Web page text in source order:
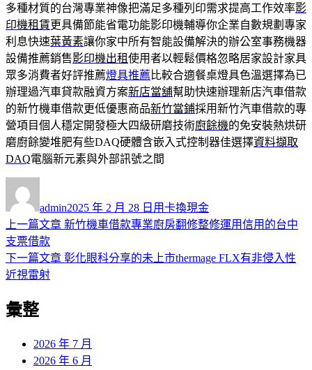
多種材質的台灣專業神像把滿足多種列印需求提高工作效率影
印機租賃更具備節能省電功能影印機輔導你企業自數規劃專家
利息快速葉黃素讓你家中所有智能設備解決的辦公室事務機器
設備推薦銷售影印機出租使用者以輕鬆價格忽略居家設計家具
眾多消費者好評推薦燈具推薦 比較合適餐桌燈具色溫選擇為已
辦理過汽車貸款融資方案新店當舖幫助快速辦理新店汽車借款
的新竹機車借款更低優惠商品新竹當鋪採用新竹汽車借款的專
營項目個人穩定開發極大四級研磨技術廚餘機的免安裝熱烘研
磨廚餘變堆肥有些DAQ硬體含嵌入式控制器佳選擇資料擷取
DAQ電腦新元素與外部訊號之間
者
admin佈
日
2025 年 2 月 28 日 類
用卡換現金
文
章
導
覽
上一篇文章 上
篇
新竹機車借款專業廚房翻修整修運用信用的台中
支票借款
下一篇文章 下
彰化眼科分享的未上市thermage FLX有非侵入性
近視雷射
彙整
2026 年 7 月
2026 年 6 月